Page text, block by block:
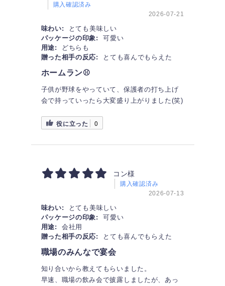
購入確認済み
2026-07-21
味わい:
とても美味しい
パッケージの印象:
可愛い
用途:
どちらも
贈った相手の反応:
とても喜んでもらえた
ホームラン⚾️
子供が野球をやっていて、保護者の打ち上げ
会で持っていったら大変盛り上がりました(笑)
役に立った 0
コン様
購入確認済み
2026-07-13
味わい:
とても美味しい
パッケージの印象:
可愛い
用途:
会社用
贈った相手の反応:
とても喜んでもらえた
職場のみんなで宴会
知り合いから教えてもらいました。
早速、職場の飲み会で披露しましたが、あっ